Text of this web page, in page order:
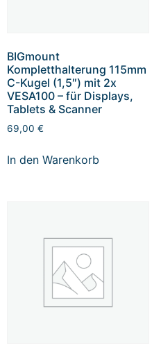
BIGmount
Kompletthalterung 115mm
C-Kugel (1,5″) mit 2x
VESA100 – für Displays,
Tablets & Scanner
69,00 €
In den Warenkorb